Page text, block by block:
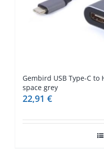
Gembird USB Type-C to
space grey
22,91 €